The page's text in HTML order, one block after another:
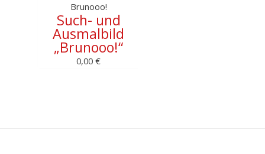
Brunooo!
Such- und
Ausmalbild
„Brunooo!“
0,00€